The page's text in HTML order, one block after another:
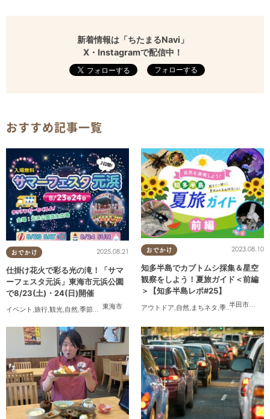
新着情報は「ちたまるNavi」
X・Instagramで配信中！
フォローする
おすすめ記事一覧
おでかけ
東海市
2025.08.21
仕掛け花火で彩る光の滝！「サマ
ーフェスタ元浜」東海市元浜公園
で8/23(土)・24(日)開催
イベント ,旅行,観光,自然,季節ネタ ,花火
おでかけ
半田市武豊
2023.08.10
知多半島でカブトムシ採集＆星空
観察をしよう！夏旅ガイド＜前編
＞【知多半島レポ#25】
アウトドア,自然, まちネタ ,季節ネタ , 親子